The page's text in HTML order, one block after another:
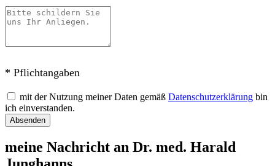
* Pflichtangaben
mit der Nutzung meiner Daten gemäß Datenschutzerklärung bin
ich einverstanden.
Absenden
meine Nachricht an Dr. med. Harald